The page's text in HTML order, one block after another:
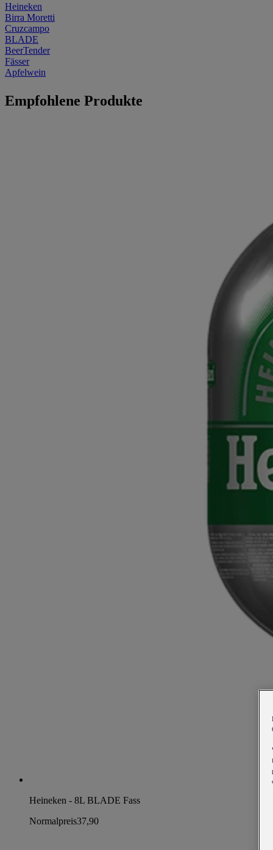
Heineken
Birra Moretti
Cruzcampo
BLADE
BeerTender
Fässer
Apfelwein
Empfohlene Produkte
Heineken - 8L BLADE Fass
Normalpreis37,90